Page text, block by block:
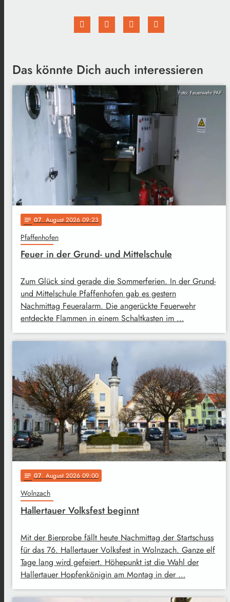
Das könnte Dich auch interessieren
Foto: Feuerwehr PAF
notes 07. August 2026 09:23
Pfaffenhofen
Feuer in der Grund- und Mittelschule
Zum Glück sind gerade die Sommerferien. In der Grund-
und Mittelschule Pfaffenhofen gab es gestern
Nachmittag Feueralarm. Die angerückte Feuerwehr
entdeckte Flammen in einem Schaltkasten im …
notes 07. August 2026 09:00
Wolnzach
Hallertauer Volksfest beginnt
Mit der Bierprobe fällt heute Nachmittag der Startschuss
für das 76. Hallertauer Volksfest in Wolnzach. Ganze elf
Tage lang wird gefeiert. Höhepunkt ist die Wahl der
Hallertauer Hopfenkönigin am Montag in der …